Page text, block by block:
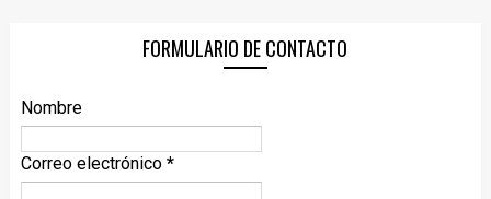
FORMULARIO DE CONTACTO
Nombre
Correo electrónico *